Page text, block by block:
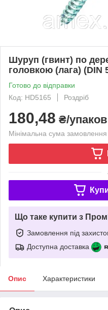
Шуруп (гвинт) по
головкою (лага) (DIN
Готово до відправки
Код: HD5165
Роздріб
180,48 ₴/
Мінімальна сума
Що таке купити з
Замовлення під
Доступна доставка
Опис Характеристики